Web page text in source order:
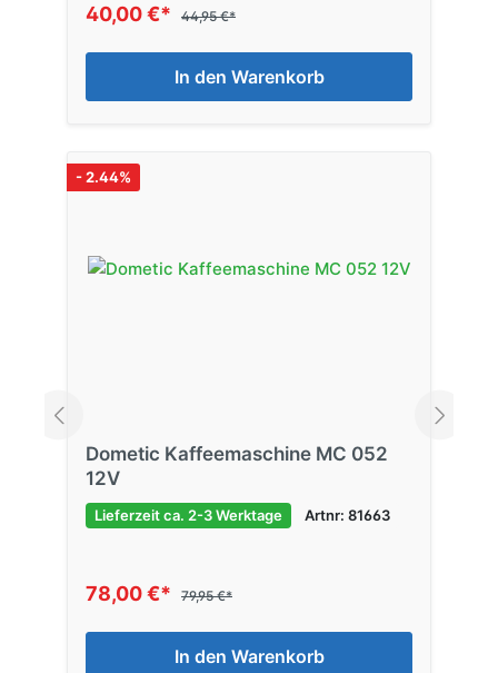
40,00 €* 44,95 €*
In den Warenkorb
- 2.44%
Dometic Kaffeemaschine MC 052
12V
Lieferzeit ca. 2-3 Werktage Artnr: 81663
78,00 €* 79,95 €*
In den Warenkorb